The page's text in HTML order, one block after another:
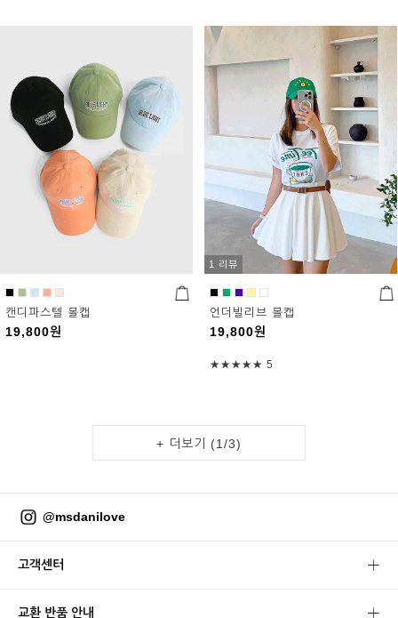
캔디파스텔 볼캡
19,800원
1 리뷰
언더빌리브 볼캡
19,800원
★★★★★ 5
+ 더보기 (1 /3)
@msdanilove
고객센터
교환 반품 안내